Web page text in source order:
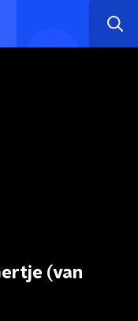
(van